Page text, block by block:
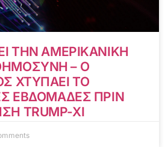
ΤΗΝ ΑΜΕΡΙΚΑΝΙΚΗ
– Ο
ΧΤΥΠΑΕΙ ΤΟ
ΕΒΔΟΜΑΔΕΣ ΠΡΙΝ
TRUMP-XI